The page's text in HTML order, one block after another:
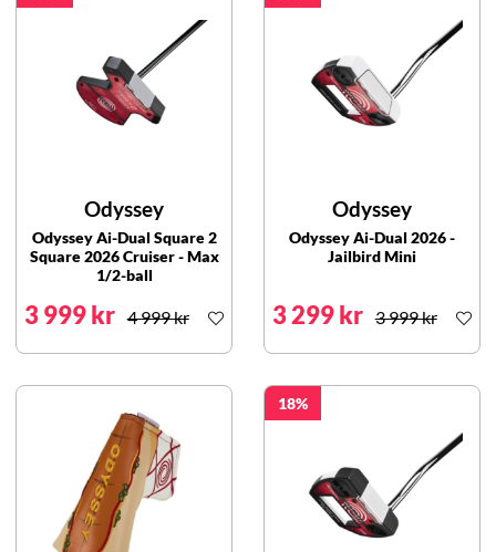
Odyssey
Odyssey Ai-Dual Square 2
Square 2026 Cruiser - Max
1/2-ball
3 999 kr 4 999 kr
Odyssey
Odyssey Ai-Dual 2026 -
Jailbird Mini
3 299 kr 3 999 kr
18